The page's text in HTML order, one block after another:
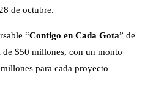
de octubre.
“Contigo en Cada Gota” de
$50 millones, con un monto
para cada proyecto